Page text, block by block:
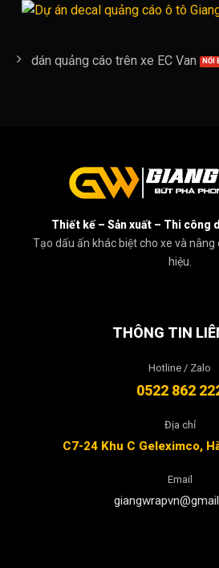
dán quảng cáo trên xe EC Van
Thiết kế – Sản xuất – Thi công
Tạo dấu ấn khác biệt cho xe và
hiệu.
THÔNG TIN
Hotline / Zalo
0522 862
Địa chỉ
C7-24 Khu C Geleximco,
Email